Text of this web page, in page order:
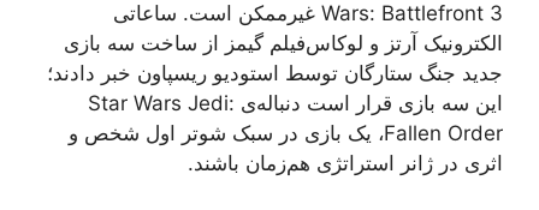
Wars: Battlefront 3 غیرممکن است. ساعاتی
الکترونیک آرتز و لوکاس‌فیلم گیمز از ساخت سه بازی
جدید جنگ ستارگان توسط استودیو ریسپاون خبر دادند؛
این سه بازی قرار است دنباله‌ی Star Wars Jedi:
Fallen Order، یک بازی در سبک شوتر اول‌ شخص و
اثری در ژانر استراتژی هم‌زمان باشند.